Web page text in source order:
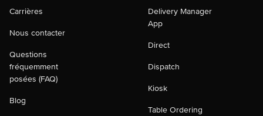
Carrières
Nous contacter
Questions
fréquemment
posées (FAQ)
Blog
Delivery Manager
App
Direct
Dispatch
Kiosk
Table Ordering